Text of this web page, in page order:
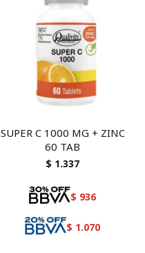
SUPER C 1000 MG + ZINC
60 TAB
$ 1.337
$ 936
$ 1.070